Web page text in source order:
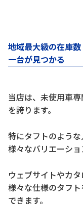
地域最大級の在庫
一台が見つかる
当店は、未使用車
を誇ります。
特にタフトのよう
様々なバリエーショ
ウェブサイトやカ
様々な仕様のタフ
できます。